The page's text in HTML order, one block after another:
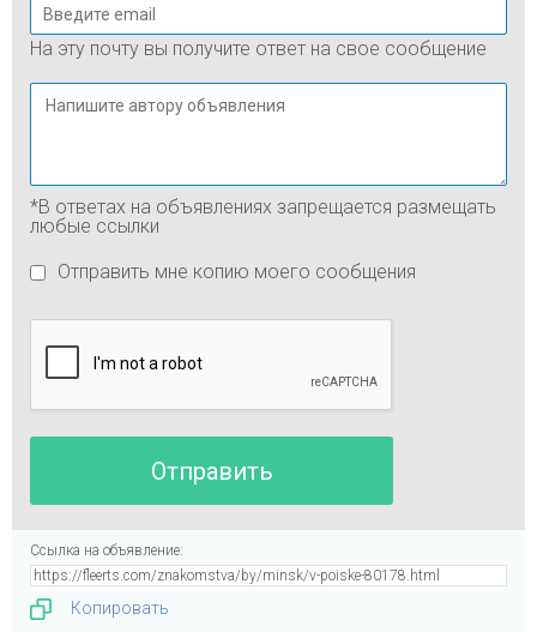
На эту почту вы получите ответ на свое сообщение
*В ответах на объявлениях запрещается размещать
любые ссылки
Отправить мне копию моего сообщения
Ссылка на объявление:
Копировать